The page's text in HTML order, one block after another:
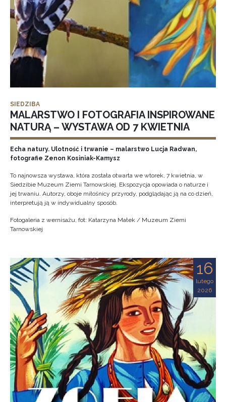
SIEDZIBA
MALARSTWO I FOTOGRAFIA INSPIROWANE
NATURĄ – WYSTAWA OD 7 KWIETNIA
Echa natury. Ulotność i trwanie – malarstwo Lucja Radwan,
fotografie Zenon Kosiniak-Kamysz
To najnowsza wystawa, która została otwarta we wtorek, 7 kwietnia, w
Siedzibie Muzeum Ziemi Tarnowskiej. Ekspozycja opowiada o naturze i
jej trwaniu. Autorzy, oboje miłośnicy przyrody, podglądając ją na co dzień,
interpretują ją w indywidualny sposób.
Fotogaleria z wernisażu, fot: Katarzyna Małek / Muzeum Ziemi
Tarnowskiej
16
lutego
2026